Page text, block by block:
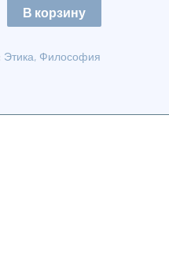
В корзину
Этика, Философия